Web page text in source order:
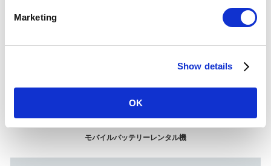
Marketing
Show details
OK
モバイルバッテリーレンタル機